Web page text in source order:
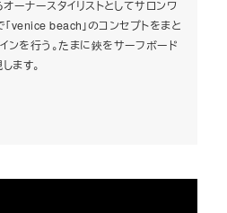
ーナースタイリストとしてサロンワ
venice beach」のコンセプトをまと
ンを行う。たまに鋏をサーフボード
ます。